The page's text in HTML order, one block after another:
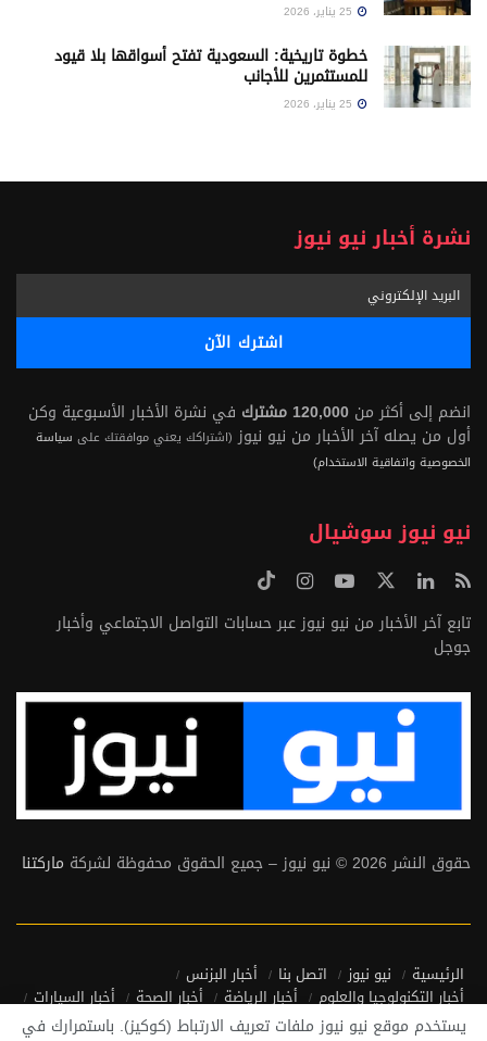
خطوة تاريخية: السعودية تفتح أسواقها بلا قيود
للمستثمرين للأجانب
نشرة أخبار نيو نيوز
انضم إلى أكثر من 120,000 مشترك
في نشرة الأخبار الأسبوعية وكن
أول من يصله آخر الأخبار من نيو نيوز (اشتراكك يعني موافقتك على سياسة
الخصوصية واتفاقية الاستخدام)
نيو نيوز سوشيال
تابع آخر الأخبار من نيو نيوز عبر حسابات التواصل الاجتماعي وأخبار
جوجل
حقوق النشر 2026 © نيو نيوز – جميع الحقوق محفوظة لشركة ماركتنا
الرئيسية نيو نيوز اتصل بنا
أخبار البزنس
أخبار التكنولوجيا والعلوم
أخبار الرياضة أخبار الصحة
أخبار السيارات
أخبار منوعة
أخبار من حول العالم
يستخدم موقع نيو نيوز ملفات تعريف الارتباط (كوكيز). باستمرارك في